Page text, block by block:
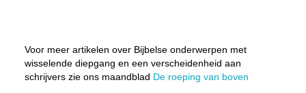
Voor meer artikelen over Bijbelse onderwerpen met
wisselende diepgang en een verscheidenheid aan
schrijvers zie ons maandblad De roeping van boven